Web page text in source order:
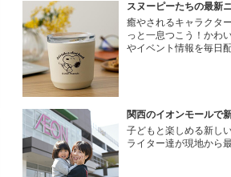
スヌーピーたちの最新
癒やされるキャラクタ
っと一息つこう！かわ
やイベント情報を毎日
関西のイオンモールで
子どもと楽しめる新し
ライター達が現地から